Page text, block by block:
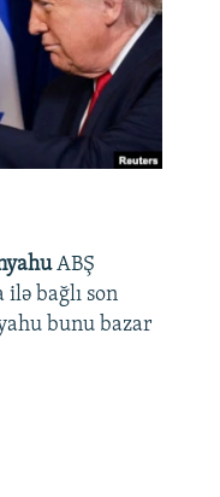
ABŞ
ilə bağlı son
bunu bazar